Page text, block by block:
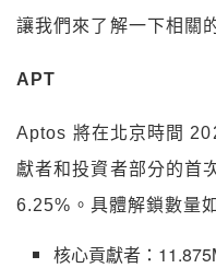
讓我們來了解一下相關
APT
Aptos 將在北京時間
獻者和投資者部分的首
6.25%。具體解鎖數量
核心貢獻者：